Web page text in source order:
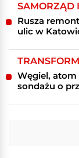
SAMORZĄD
Rusza
ulic w
Węgiel, atom
sondażu o